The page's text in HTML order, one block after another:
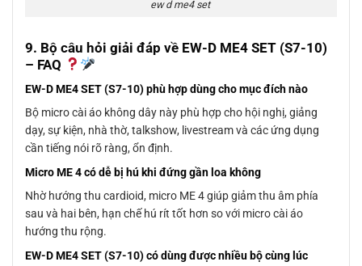
ew d me4 set
9. Bộ câu hỏi giải đáp về EW-D ME4 SET (S7-10)
– FAQ
EW-D ME4 SET (S7-10) phù hợp dùng cho mục đích nào
Bộ micro cài áo không dây này phù hợp cho hội nghị, giảng
dạy, sự kiện, nhà thờ, talkshow, livestream và các ứng dụng
cần tiếng nói rõ ràng, ổn định.
Micro ME 4 có dễ bị hú khi đứng gần loa không
Nhờ hướng thu cardioid, micro ME 4 giúp giảm thu âm phía
sau và hai bên, hạn chế hú rít tốt hơn so với micro cài áo
hướng thu rộng.
EW-D ME4 SET (S7-10) có dùng được nhiều bộ cùng lúc